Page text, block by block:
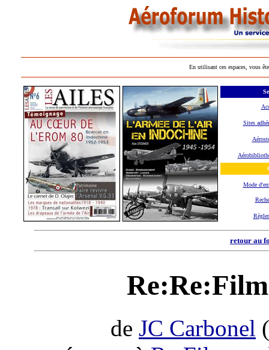
En utilisant ces espaces, vous
Sites
Mode
retour au
de JC Carbonel